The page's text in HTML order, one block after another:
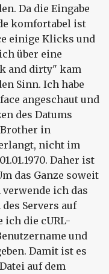
Da die Eingabe
komfortabel ist
einige Klicks und
über eine
and dirty" kam
Sinn. Ich habe
angeschaut und
des Datums
in
nicht im
Daher ist
das Ganze soweit
ich das
Servers auf
ich die cURL-
und
Damit ist es
auf dem